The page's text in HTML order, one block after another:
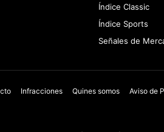
Índice Classic
Índice Sports
Señales de
Infracciones Quines somos Aviso de